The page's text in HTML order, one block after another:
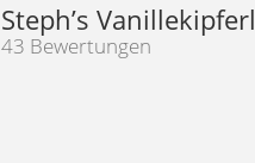
Steph’s Vanillekipferl
43 Bewertungen